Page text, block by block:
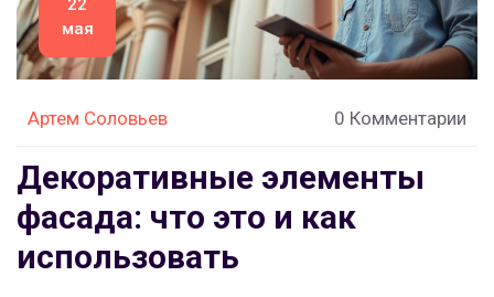
22
мая
Артем Соловьев 0 Комментарии
Декоративные элементы
фасада: что это и как
использовать